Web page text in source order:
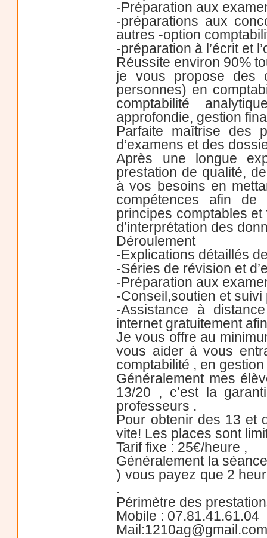
-Préparation aux
-préparations aux
autres -option
-préparation à l’écrit et
Réussite environ 90%
je vous propose des
personnes) en
comptabilité
approfondie, gestion
Parfaite maîtrise des
d’examens et des
Après une longue
prestation de qualité,
à vos besoins en
compétences afin
principes comptables et
d’interprétation des
Déroulement
-Explications détaillés
-Séries de révision et
-Préparation aux
-Conseil,soutien et
-Assistance à
internet gratuitement
Je vous offre au
vous aider à vous
comptabilité , en
Généralement mes
13/20 , c’est la
professeurs .
Pour obtenir des 13 et
vite! Les places sont
Tarif fixe : 25€/heure ,
Généralement la
) vous payez que 2
.
Périmètre des
Mobile : 07.81.41.61.04